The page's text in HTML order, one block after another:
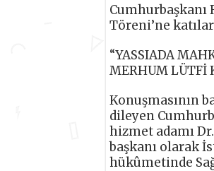
Cumhurbaşkanı
Töreni’ne
“YASSIADA
MERHUM LÜTFİ
Konuşmasının
dileyen
hizmet adamı
başkanı olarak
hükûmetinde